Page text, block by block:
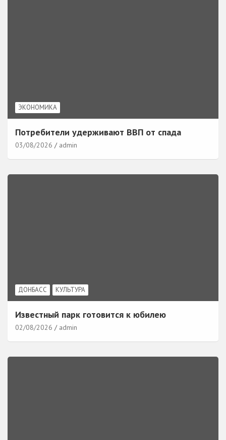
ЭКОНОМИКА
Потребители удерживают ВВП от спада
03/08/2026 admin
ДОНБАСС КУЛЬТУРА
Известный парк готовится к юбилею
02/08/2026 admin